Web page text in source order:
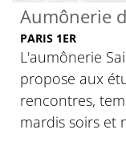
Aumônerie
PARIS 1ER
L'aumônerie
propose aux
rencontres,
mardis soirs et